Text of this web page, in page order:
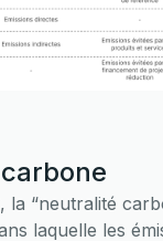
la “neutralité
laquelle les